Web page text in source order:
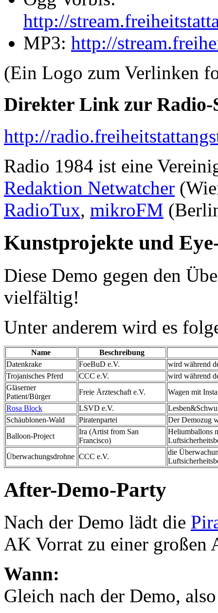
http://
MP3: http://
(Ein Logo zum Verlinken
Direkter Link zur Radio-
http://
Radio 1984 ist eine
Redaktion Netwatcher
RadioTux, mikroFM
Kunstprojekte und
Diese Demo gegen den
vielfältig!
Unter anderem wird es
Name
Beschreibung
Datenkrake
FoeBuD e.V.
wird während
Trojanisches Pferd
CCC e.V.
wird während
Gläserner
Patient/Bürger
Freie Ärzteschaft e.V.
Wagen mit
Rosa Block
LSVD e.V.
Schäublonen-Wald
Piratenpartei
Der Demozug
Balloon-Project
Ira (Artist from San
Francisco)
Heliumballons
Überwachungsdrohne CCC e.V.
die
After-Demo-Party
Nach der Demo lädt die
AK Vorrat zu einer großen
Wann:
Gleich nach der Demo,